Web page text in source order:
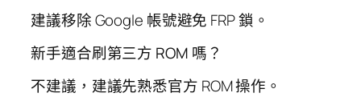
建議移除 Google 帳號避免 FRP 鎖。
新手適合刷第三方 ROM 嗎？
不建議，建議先熟悉官方 ROM 操作。